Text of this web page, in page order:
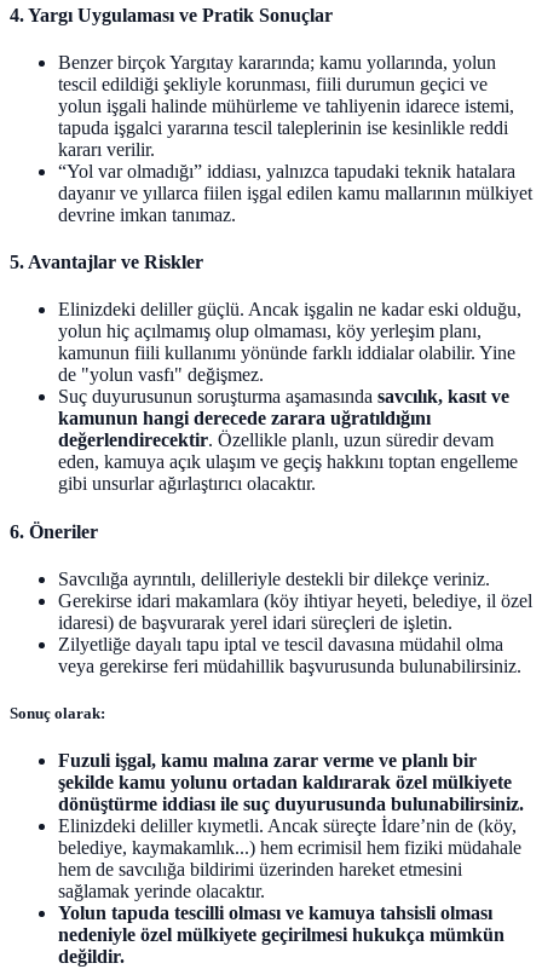
4.Yargı Uygulaması ve Pratik Sonuçlar
Benzer birçok Yargıtay kararında; kamu yollarında, yolun
tescil edildiği şekliyle korunması, fiili durumun geçici ve
yolun işgali halinde mühürleme ve tahliyenin idarece istemi,
tapuda işgalci yararına tescil taleplerinin ise kesinlikle reddi
kararı verilir.
“Yol var olmadığı” iddiası, yalnızca tapudaki teknik hatalara
dayanır ve yıllarca fiilen işgal edilen kamu mallarının mülkiyet
devrine imkan tanımaz.
5. Avantajlar ve Riskler
Elinizdeki deliller güçlü. Ancak işgalin ne kadar eski olduğu,
yolun hiç açılmamış olup olmaması, köy yerleşim planı,
kamunun fiili kullanımı yönünde farklı iddialar olabilir. Yine
de "yolun vasfı" değişmez.
Suç duyurusunun soruşturma aşamasında savcılık, kasıt ve
kamunun hangi derecede zarara uğratıldığını
değerlendirecektir. Özellikle planlı, uzun süredir devam
eden, kamuya açık ulaşım ve geçiş hakkını toptan engelleme
gibi unsurlar ağırlaştırıcı olacaktır.
6. Öneriler
Savcılığa ayrıntılı, delilleriyle destekli bir dilekçe veriniz.
Gerekirse idari makamlara (köy ihtiyar heyeti, belediye, il özel
idaresi) de başvurarak yerel idari süreçleri de işletin.
Zilyetliğe dayalı tapu iptal ve tescil davasına müdahil olma
veya gerekirse feri müdahillik başvurusunda bulunabilirsiniz.
Sonuç olarak:
Fuzuli işgal, kamu malına zarar verme ve planlı bir
şekilde kamu yolunu ortadan kaldırarak özel mülkiyete
dönüştürme iddiası ile suç duyurusunda bulunabilirsiniz.
Elinizdeki deliller kıymetli. Ancak süreçte İdare’nin de (köy,
belediye, kaymakamlık...) hem ecrimisil hem fiziki müdahale
hem de savcılığa bildirimi üzerinden hareket etmesini
sağlamak yerinde olacaktır.
Yolun tapuda tescilli olması ve kamuya tahsisli olması
nedeniyle özel mülkiyete geçirilmesi hukukça mümkün
değildir.